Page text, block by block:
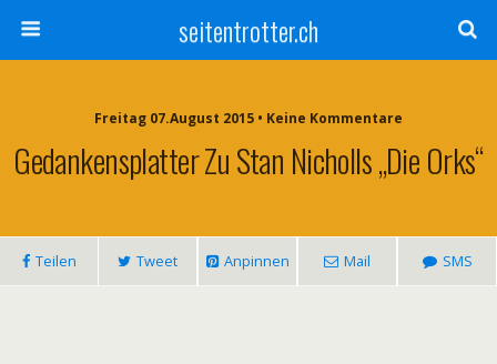
seitentrotter.ch
Freitag 07.August 2015 • Keine Kommentare
Gedankensplatter Zu Stan Nicholls „die Orks“
Teilen Tweet Anpinnen Mail SMS